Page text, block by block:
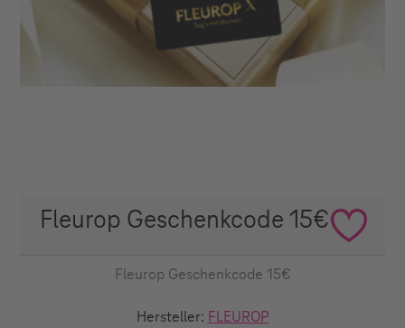
Fleurop Geschenkcode 15€
Fleurop Geschenkcode 15€
Hersteller: FLEUROP